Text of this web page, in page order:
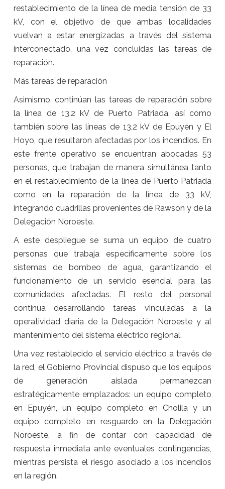
restablecimiento de la línea de media tensión de 33
kV, con el objetivo de que ambas localidades
vuelvan a estar energizadas a través del sistema
interconectado, una vez concluidas las tareas de
reparación.
Más tareas de reparación
Asimismo, continúan las tareas de reparación sobre
la línea de 13,2 kV de Puerto Patriada, así como
también sobre las líneas de 13,2 kV de Epuyén y El
Hoyo, que resultaron afectadas por los incendios. En
este frente operativo se encuentran abocadas 53
personas, que trabajan de manera simultánea tanto
en el restablecimiento de la línea de Puerto Patriada
como en la reparación de la línea de 33 kV,
integrando cuadrillas provenientes de Rawson y de la
Delegación Noroeste.
A este despliegue se suma un equipo de cuatro
personas que trabaja específicamente sobre los
sistemas de bombeo de agua, garantizando el
funcionamiento de un servicio esencial para las
comunidades afectadas. El resto del personal
continúa desarrollando tareas vinculadas a la
operatividad diaria de la Delegación Noroeste y al
mantenimiento del sistema eléctrico regional.
Una vez restablecido el servicio eléctrico a través de
la red, el Gobierno Provincial dispuso que los equipos
de generación aislada permanezcan
estratégicamente emplazados: un equipo completo
en Epuyén, un equipo completo en Cholila y un
equipo completo en resguardo en la Delegación
Noroeste, a fin de contar con capacidad de
respuesta inmediata ante eventuales contingencias,
mientras persista el riesgo asociado a los incendios
en la región.